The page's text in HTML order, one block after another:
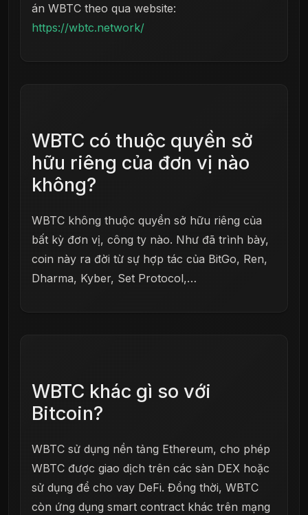
án WBTC theo qua website:
https://wbtc.network/
WBTC có thuộc quyền sở
hữu riêng của đơn vị nào
không?
WBTC không thuộc quyền sở hữu riêng của
bất kỳ đơn vị, công ty nào. Như đã trình bày,
coin này ra đời từ sự hợp tác của BitGo, Ren,
Dharma, Kyber, Set Protocol,…
WBTC khác gì so với
Bitcoin?
WBTC sử dụng nền tảng Ethereum, cho phép
WBTC được giao dịch trên các sàn DEX hoặc
sử dụng để cho vay DeFi. Đồng thời, WBTC
còn ứng dụng smart contract khác trên mạng